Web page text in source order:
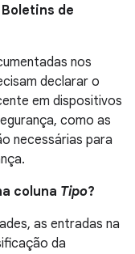
de
nos
declarar o
em dispositivos
como as
necessárias para
coluna Tipo?
as entradas na
da